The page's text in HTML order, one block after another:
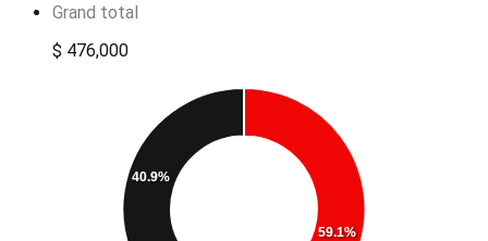
Grand total
$ 476,000
59.1%
40.9%